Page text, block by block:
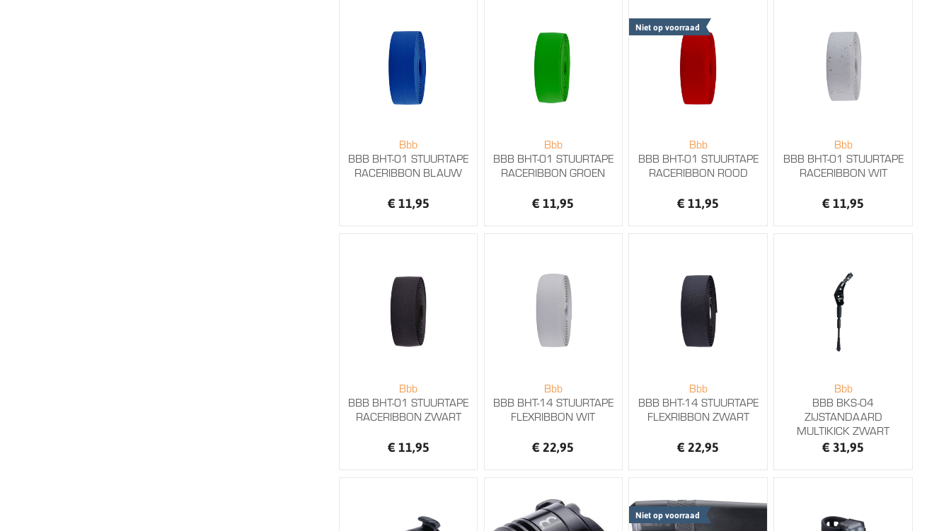
Bbb
BBB BHT-01 STUURTAPE
RACERIBBON BLAUW
€ 11,95
Bbb
BBB BHT-01 STUURTAPE
RACERIBBON GROEN
€ 11,95
Bbb
BBB BHT-01 STUURTAPE
RACERIBBON ROOD
€ 11,95
Niet op voorraad
Bbb
BBB BHT-01 STUURTAPE
RACERIBBON WIT
€ 11,95
Bbb
BBB BHT-01 STUURTAPE
RACERIBBON ZWART
€ 11,95
Bbb
BBB BHT-14 STUURTAPE
FLEXRIBBON WIT
€ 22,95
Bbb
BBB BHT-14 STUURTAPE
FLEXRIBBON ZWART
€ 22,95
Bbb
BBB BKS-04
ZIJSTANDAARD
MULTIKICK ZWART
€ 31,95
Niet op voorraad